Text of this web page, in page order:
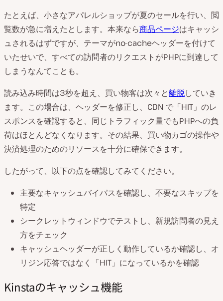
たとえば、小さなアパレルショップが夏のセールを行い、閲
覧数が急に増えたとします。本来なら商品ページはキャッシ
ュされるはずですが、テーマがno-cacheヘッダーを付けて
いたせいで、すべての訪問者のリクエストがPHPに到達して
しまうなんてことも。
読み込み時間は3秒を超え、買い物客は次々と離脱していき
ます。この場合は、ヘッダーを修正し、CDN で「HIT」のレ
スポンスを確認すると、同じトラフィック量でもPHPへの負
荷はほとんどなくなります。その結果、買い物カゴの操作や
決済処理のためのリソースを十分に確保できます。
したがって、以下の点を確認してみてください。
主要なキャッシュバイパスを確認し、不要なスキップを
特定
シークレットウィンドウでテストし、新規訪問者の見え
方をチェック
キャッシュヘッダーが正しく動作しているか確認し、オ
リジン応答ではなく「HIT」になっているかを確認
Kinstaのキャッシュ機能